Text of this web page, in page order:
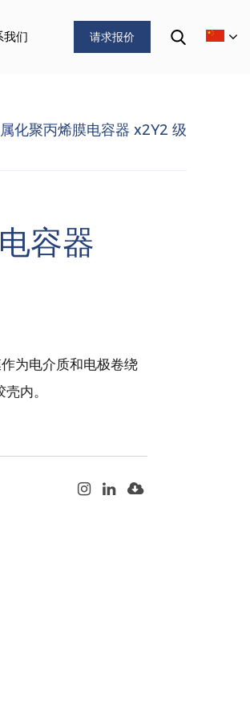
我们 请求报价
化聚丙烯膜电容器 x2Y2 级
容器
为电介质和电极卷绕
内。